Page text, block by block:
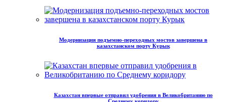
Модернизация подъемно-переходных мостов завершена в
казахстанском порту Курык
Казахстан впервые отправил удобрения в Великобританию по